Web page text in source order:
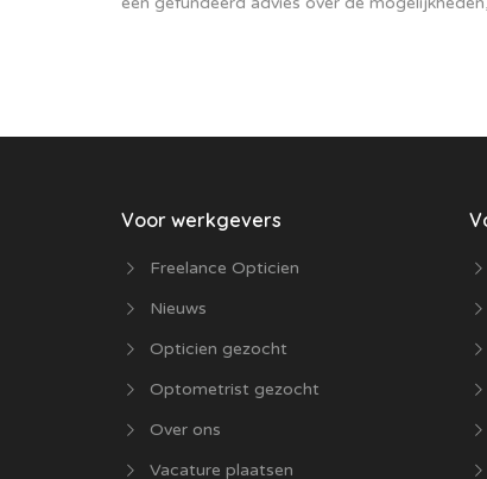
Voor werkgevers
Freelance Opticien
Nieuws
Opticien gezocht
Optometrist gezocht
Over ons
Vacature plaatsen